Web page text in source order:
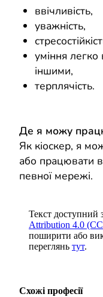
ввічливість,
уважність,
уміння
іншими,
терплячість.
Де я можу
Як кіоскер, я
або працювати
певної мережі.
Текст доступний
Attribution 4.0
поширити або
переглянь тут.
Схожі професії